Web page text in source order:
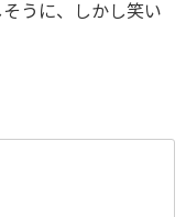
うに、しかし笑い